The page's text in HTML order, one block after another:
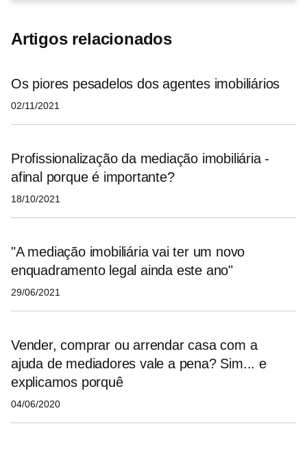
Artigos relacionados
Os piores pesadelos dos agentes imobiliários
02/11/2021
Profissionalização da mediação imobiliária -
afinal porque é importante?
18/10/2021
"A mediação imobiliária vai ter um novo
enquadramento legal ainda este ano"
29/06/2021
Vender, comprar ou arrendar casa com a
ajuda de mediadores vale a pena? Sim... e
explicamos porquê
04/06/2020